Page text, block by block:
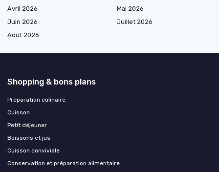
Avril 2026
Mai 2026
Juin 2026
Juillet 2026
Août 2026
Shopping & bons plans
Préparation culinaire
Cuisson
Petit déjeuner
Boissons et jus
Cuisson conviviale
Conservation et préparation alimentaire